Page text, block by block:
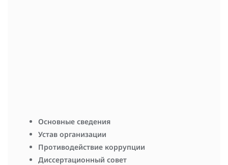
Основные сведения
Устав организации
Противодействие коррупции
Диссертационный совет